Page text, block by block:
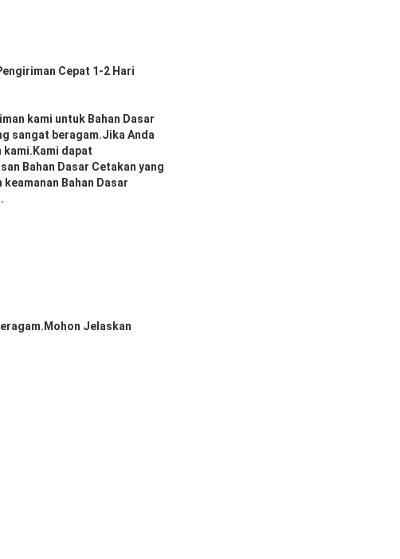
Cepat 1-2 Hari
kami untuk Bahan Dasar
sangat beragam.Jika Anda
dapat
Bahan Dasar Cetakan yang
Bahan Dasar
Jelaskan